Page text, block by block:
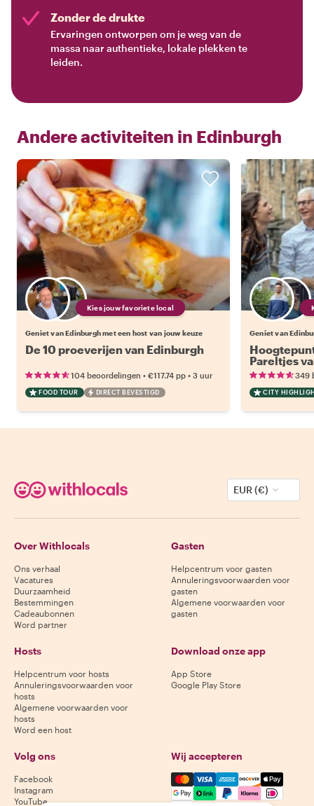
Zonder de drukte
Ervaringen ontworpen om je weg van de
massa naar authentieke, lokale plekken te
leiden.
Andere activiteiten in Edinburgh
Kies jouw favoriete local
Geniet van Edinburgh met een host van jouw keuze
De 10 proeverijen van Edinburgh
104 beoordelingen • €117.74 pp • 3 uur
FOOD TOUR DIRECT BEVESTIGD
Geniet van
Pareltjes
349
CITY
EUR (€)
Over Withlocals
Ons verhaal
Vacatures
Duurzaamheid
Bestemmingen
Cadeaubonnen
Word partner
Gasten
Helpcentrum voor gasten
Annuleringsvoorwaarden voor
gasten
Algemene voorwaarden voor
gasten
Hosts
Helpcentrum voor hosts
Annuleringsvoorwaarden voor
hosts
Algemene voorwaarden voor
hosts
Word een host
Download onze app
App Store
Google Play Store
Volg ons
Facebook
Instagram
YouTube
Wij accepteren
Mastercard, Visa, Amex,